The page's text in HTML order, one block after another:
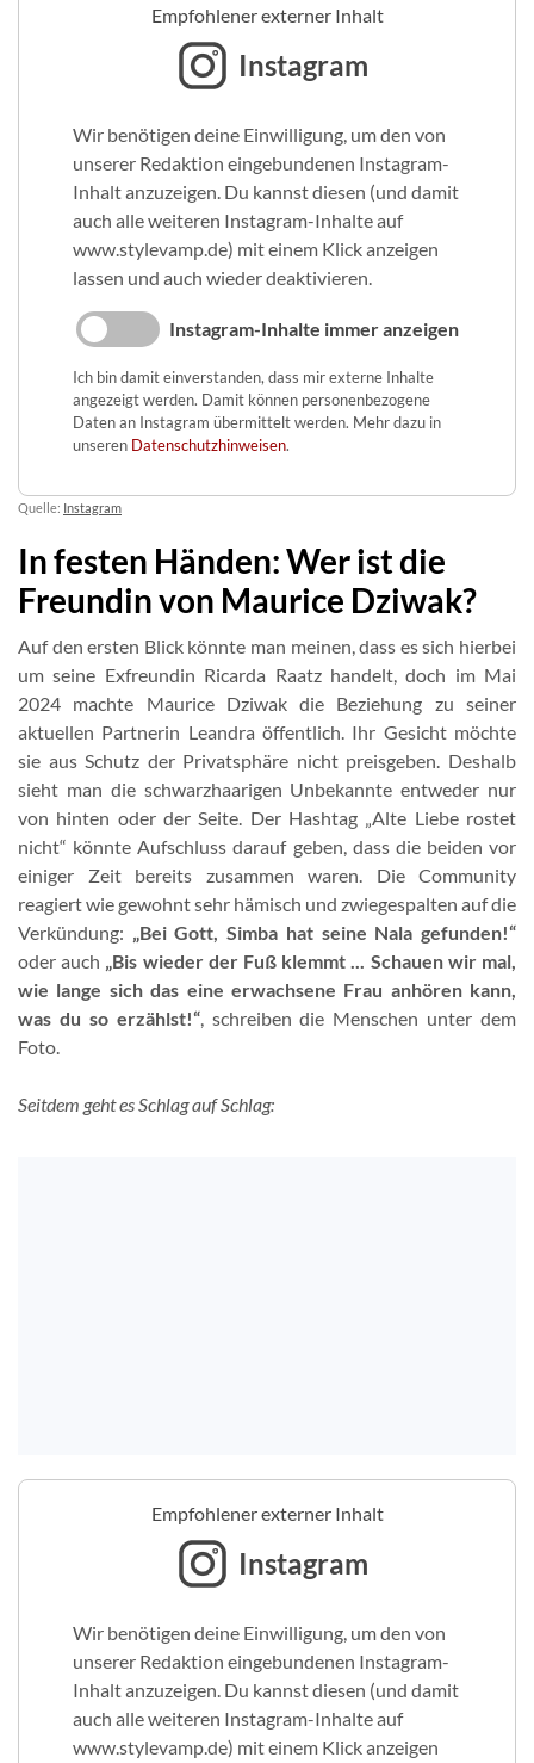
Empfohlener externer Inhalt
Instagram
Wir benötigen deine Einwilligung, um den von
unserer Redaktion eingebundenen Instagram-
Inhalt anzuzeigen. Du kannst diesen (und damit
auch alle weiteren Instagram-Inhalte auf
www.stylevamp.de) mit einem Klick anzeigen
lassen und auch wieder deaktivieren.
Instagram-Inhalte immer anzeigen
Ich bin damit einverstanden, dass mir externe Inhalte
angezeigt werden. Damit können personenbezogene
Daten an Instagram übermittelt werden. Mehr dazu in
unseren Datenschutzhinweisen.
Quelle: Instagram
In festen Händen: Wer ist die
Freundin von Maurice Dziwak?
Auf den ersten Blick könnte man meinen, dass es sich hierbei
um seine Exfreundin Ricarda Raatz handelt, doch im Mai
2024 machte Maurice Dziwak die Beziehung zu seiner
aktuellen Partnerin Leandra öffentlich. Ihr Gesicht möchte
sie aus Schutz der Privatsphäre nicht preisgeben. Deshalb
sieht man die schwarzhaarigen Unbekannte entweder nur
von hinten oder der Seite. Der Hashtag „Alte Liebe rostet
nicht“ könnte Aufschluss darauf geben, dass die beiden vor
einiger Zeit bereits zusammen waren. Die Community
reagiert wie gewohnt sehr hämisch und zwiegespalten auf die
Verkündung: „Bei Gott, Simba hat seine Nala gefunden!“
oder auch „Bis wieder der Fuß klemmt ... Schauen wir mal,
wie lange sich das eine erwachsene Frau anhören kann,
was du so erzählst!“, schreiben die Menschen unter dem
Foto.
Seitdem geht es Schlag auf Schlag:
Empfohlener externer Inhalt
Instagram
Wir benötigen deine Einwilligung, um den von
unserer Redaktion eingebundenen Instagram-
Inhalt anzuzeigen. Du kannst diesen (und damit
auch alle weiteren Instagram-Inhalte auf
www.stylevamp.de) mit einem Klick anzeigen